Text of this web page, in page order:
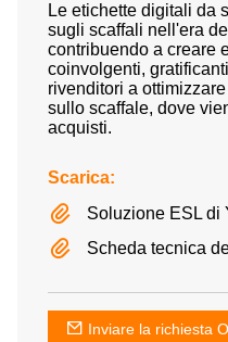
Le etichette digitali da
sugli scaffali nell'era
contribuendo a creare
coinvolgenti,
rivenditori a
sullo scaffale, dove
acquisti.
Scarica:
Soluzione ESL di
Scheda tecnica
Inviare la richiesta